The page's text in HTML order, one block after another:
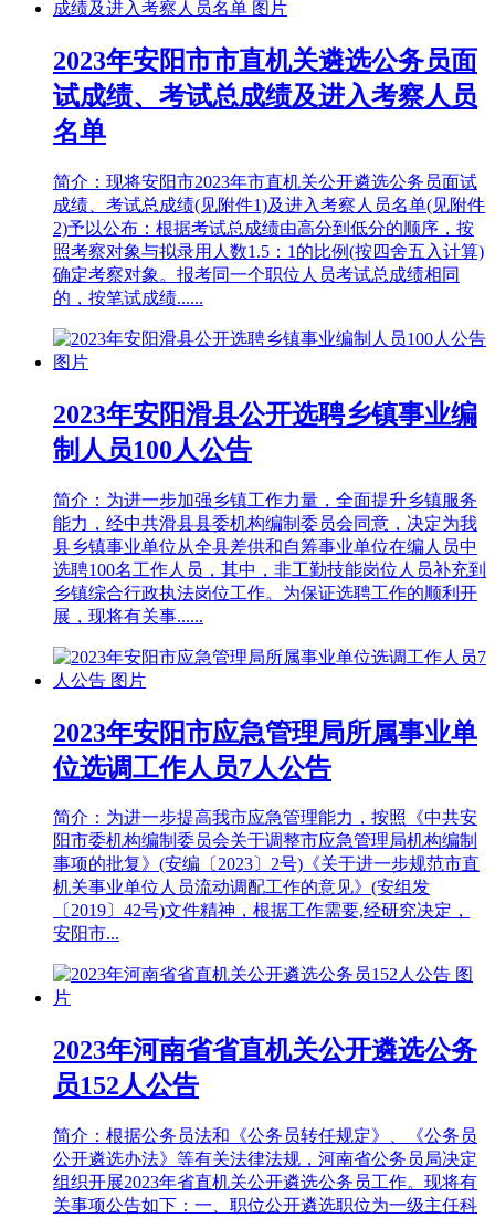
2023年安阳市市直机关遴选公务员面
试成绩、考试总成绩及进入考察人员
名单
简介：现将安阳市2023年市直机关公开遴选公务员面试
成绩、考试总成绩(见附件1)及进入考察人员名单(见附件
2)予以公布：根据考试总成绩由高分到低分的顺序，按
照考察对象与拟录用人数1.5：1的比例(按四舍五入计算)
确定考察对象。报考同一个职位人员考试总成绩相同
的，按笔试成绩......
2023年安阳滑县公开选聘乡镇事业编
制人员100人公告
简介：为进一步加强乡镇工作力量，全面提升乡镇服务
能力，经中共滑县县委机构编制委员会同意，决定为我
县乡镇事业单位从全县差供和自筹事业单位在编人员中
选聘100名工作人员，其中，非工勤技能岗位人员补充到
乡镇综合行政执法岗位工作。为保证选聘工作的顺利开
展，现将有关事......
2023年安阳市应急管理局所属事业单
位选调工作人员7人公告
简介：为进一步提高我市应急管理能力，按照《中共安
阳市委机构编制委员会关于调整市应急管理局机构编制
事项的批复》(安编〔2023〕2号)《关于进一步规范市直
机关事业单位人员流动调配工作的意见》(安组发
〔2019〕42号)文件精神，根据工作需要,经研究决定，
安阳市...
2023年河南省省直机关公开遴选公务
员152人公告
简介：根据公务员法和《公务员转任规定》、《公务员
公开遴选办法》等有关法律法规，河南省公务员局决定
组织开展2023年省直机关公开遴选公务员工作。现将有
关事项公告如下：一、职位公开遴选职位为一级主任科